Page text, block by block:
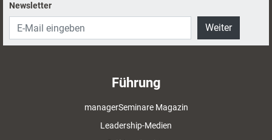
Newsletter
Weiter
Führung
managerSeminare Magazin
Leadership-Medien